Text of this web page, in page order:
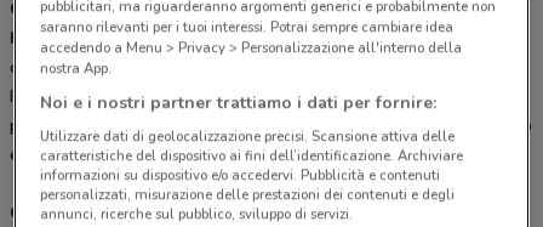
Chi è Happy Casa?
Happy Casaè una catena di negozi specializzata nella vendita di
casalinghi, giocattoli, cartoleria e bricolage presente ormai in tutta
Italia. Da HappyCasa è possibile trovare tutto il necessario per la
pulizia e l’arredamento di casa e il necessario per i lavori in giardino
e tutti gli utensili per la riparazione.
Quando esce il nuovo volantino Happy Casa?
pubblicitari, ma riguarderanno argomenti generici e probabilmente non
saranno rilevanti per i tuoi interessi. Potrai sempre cambiare idea
accedendo a Menu > Privacy > Personalizzazione all'interno della
nostra App.
Noi e i nostri partner trattiamo i dati per fornire:
Utilizzare dati di geolocalizzazione precisi. Scansione attiva delle
caratteristiche del dispositivo ai fini dell’identificazione. Archiviare
informazioni su dispositivo e/o accedervi. Pubblicità e contenuti
personalizzati, misurazione delle prestazioni dei contenuti e degli
annunci, ricerche sul pubblico, sviluppo di servizi.